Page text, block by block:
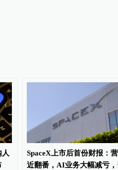
人
SpaceX上市后首份财报：
近翻番，AI业务大幅减亏